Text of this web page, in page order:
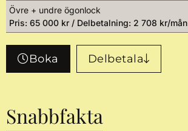
Övre + undre ögonlock
Pris: 65 000 kr / Delbetalning: 2 708 kr/mån
Boka Delbetala
Snabbfakta